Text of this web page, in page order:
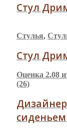
Стул
Стулья,
Стул
Оценка 2.08
(26)